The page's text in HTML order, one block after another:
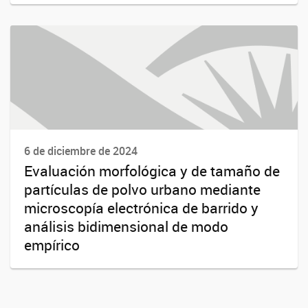
6 de diciembre de 2024
Evaluación morfológica y de tamaño de
partículas de polvo urbano mediante
microscopía electrónica de barrido y
análisis bidimensional de modo
empírico